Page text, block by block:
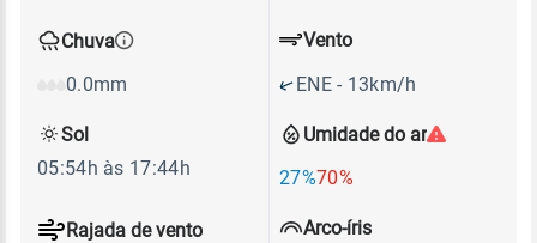
Chuva
0.0mm
Umidade do ar
27%70%
Vento
ENE - 13km/h
Rajada de vento
Sol
05:54h às 17:44h
Arco-íris